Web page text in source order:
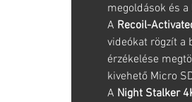
megoldások és
A Recoil-
videókat rögzít a
érzékelése
kivehető Micro
A Night Stalker